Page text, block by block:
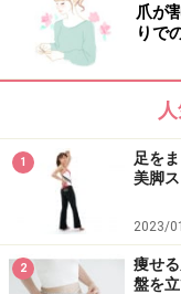
爪が
りで
1
足を
美脚
2023/
2
痩せ
盤を